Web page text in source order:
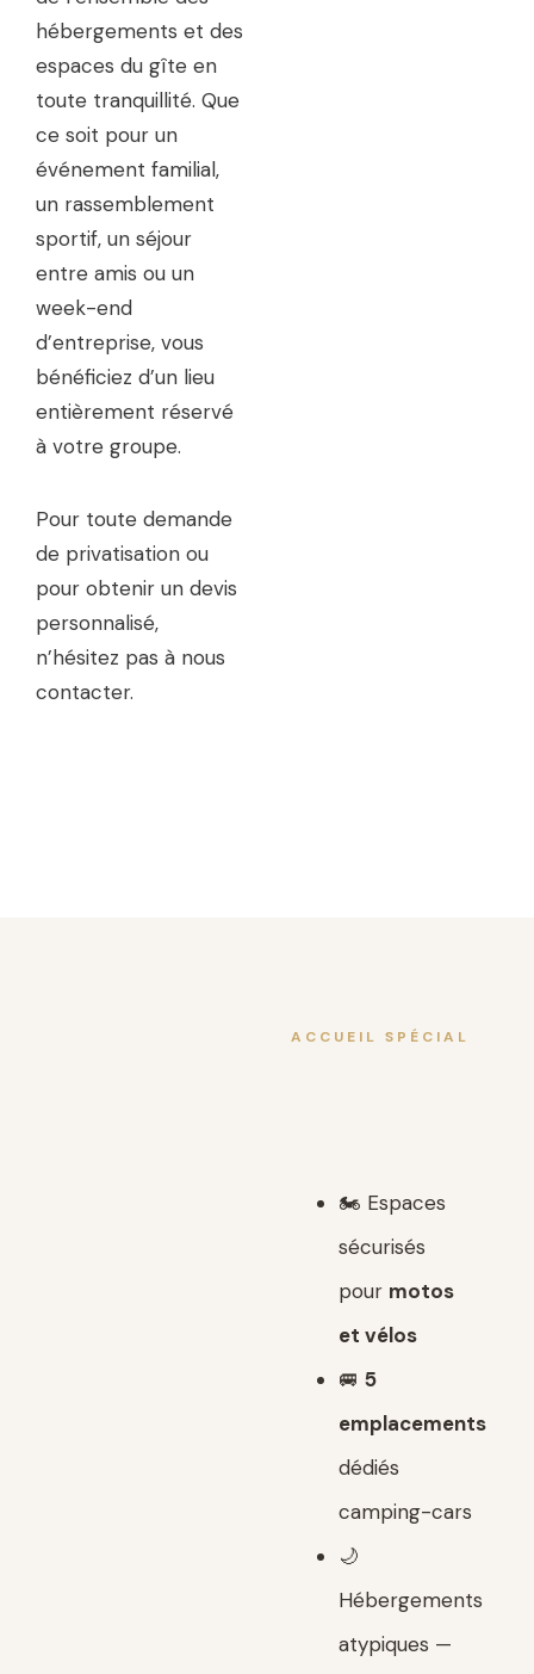
hébergements et des
espaces du gîte en
toute tranquillité. Que
ce soit pour un
événement familial,
un rassemblement
sportif, un séjour
entre amis ou un
week-end
d’entreprise, vous
bénéficiez d’un lieu
entièrement réservé
à votre groupe.
Pour toute demande
de privatisation ou
pour obtenir un devis
personnalisé,
n’hésitez pas à nous
contacter.
ACCUEIL SPÉCIAL
🏍️ Espaces
sécurisés
pour motos
et vélos
🚐 5
emplacements
dédiés
camping-cars
🌙
Hébergements
atypiques —